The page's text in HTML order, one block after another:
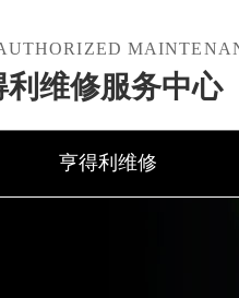
利维修服务中心
亨得利维修